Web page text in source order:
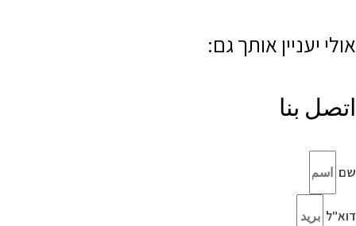
אולי יעניין אותך גם:
اتصل بنا
שם
דוא"ל